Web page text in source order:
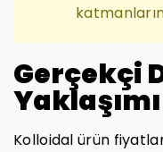
Gerçekçi
Yaklaşımı
Kolloidal ürün